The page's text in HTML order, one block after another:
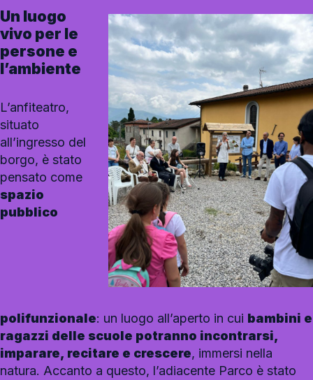
Un luogo
vivo per le
persone e
l’ambiente
L’anfiteatro,
situato
all’ingresso del
borgo, è stato
pensato come
spazio
pubblico
polifunzionale: un luogo all’aperto in cui bambini e
ragazzi delle scuole potranno incontrarsi,
imparare, recitare e crescere, immersi nella
natura. Accanto a questo, l’adiacente Parco è stato